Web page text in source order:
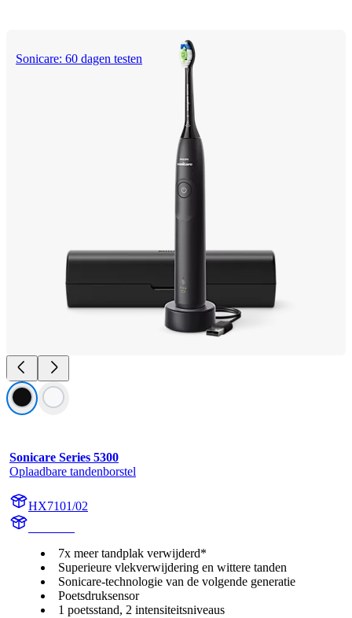
Sonicare: 60 dagen testen
Sonicare Series 5300
Oplaadbare tandenborstel
HX7101/02
7x meer tandplak verwijderd*
Superieure vlekverwijdering en wittere tanden
Sonicare-technologie van de volgende generatie
Poetsdruksensor
1 poetsstand, 2 intensiteitsniveaus